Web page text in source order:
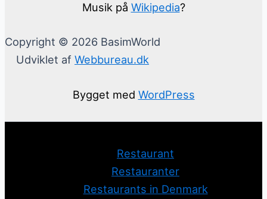
Musik på Wikipedia?
Copyright © 2026 BasimWorld
Udviklet af Webbureau.dk
Bygget med WordPress
Restaurant
Restauranter
Restaurants in Denmark